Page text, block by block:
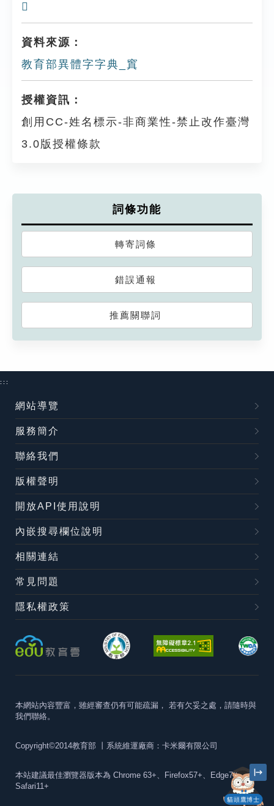
𥧅
資料來源：
教育部異體字字典_窴
授權資訊：
創用CC-姓名標示-非商業性-禁止改作臺灣
3.0版授權條款
詞條功能
轉寄詞條
錯誤通報
推薦關聯詞
貓頭鷹博士
:::
網站導覽
服務簡介
聯絡我們
版權聲明
開放API使用說明
內嵌搜尋欄位說明
相關連結
常見問題
隱私權政策
本網站內容豐富，雖經審查仍有可能疏漏， 若有欠妥之處，請隨時與
我們聯絡。
Copyright©2014教育部 丨系統維運廠商：卡米爾有限公司
本站建議最佳瀏覽器版本為 Chrome 63+、Firefox57+、Edge79+及
Safari11+